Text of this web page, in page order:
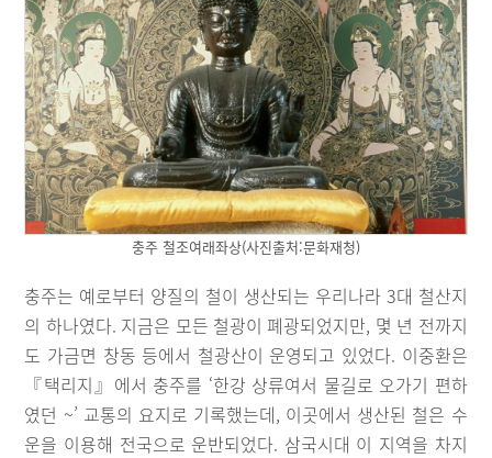
충주 철조여래좌상(사진출처:문화재청)
충주는 예로부터 양질의 철이 생산되는 우리나라 3대 철산지
의 하나였다. 지금은 모든 철광이 폐광되었지만, 몇 년 전까지
도 가금면 창동 등에서 철광산이 운영되고 있었다. 이중환은
『택리지』에서 충주를 ‘한강 상류여서 물길로 오가기 편하
였던 ~’ 교통의 요지로 기록했는데, 이곳에서 생산된 철은 수
운을 이용해 전국으로 운반되었다. 삼국시대 이 지역을 차지